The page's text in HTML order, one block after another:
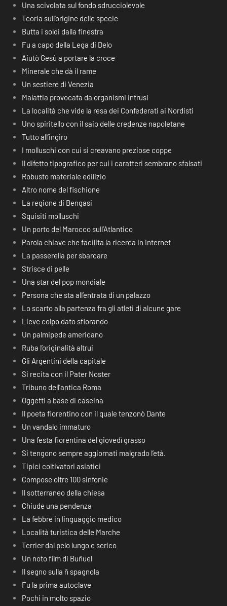
Una scivolata sul fondo sdrucciolevole
Teoria sull’origine delle specie
Butta i soldi dalla finestra
Fu a capo della Lega di Delo
Aiutò Gesù a portare la croce
Minerale che dà il rame
Un sestiere di Venezia
Malattia provocata da organismi intrusi
La località che vide la resa dei Confederati ai Nordisti
Uno spiritello con il saio delle credenze napoletane
Tutto all’ingiro
I molluschi con cui si creavano preziose coppe
Il difetto tipografico per cui i caratteri sembrano sfalsati
Robusto materiale edilizio
Altro nome del fischione
La regione di Bengasi
Squisiti molluschi
Un porto del Marocco sull’Atlantico
Parola chiave che facilita la ricerca in Internet
La passerella per sbarcare
Strisce di pelle
Una star del pop mondiale
Persona che sta all’entrata di un palazzo
Lo scarto alla partenza fra gli atleti di alcune gare
Lieve colpo dato sfiorando
Un palmipede americano
Ruba l’originalità altrui
Gli Argentini della capitale
Si recita con il Pater Noster
Tribuno dell’antica Roma
Oggetti a base di caseina
Il poeta fiorentino con il quale tenzonò Dante
Un vandalo immaturo
Una festa fiorentina del giovedì grasso
Si tengono sempre aggiornati malgrado l’età.
Tipici coltivatori asiatici
Compose oltre 100 sinfonie
Il sotterraneo della chiesa
Chiude una pendenza
La febbre in linguaggio medico
Località turistica delle Marche
Terrier dal pelo lungo e serico
Un noto film di Buñuel
Il segno sulla ñ spagnola
Fu la prima autoclave
Pochi in molto spazio